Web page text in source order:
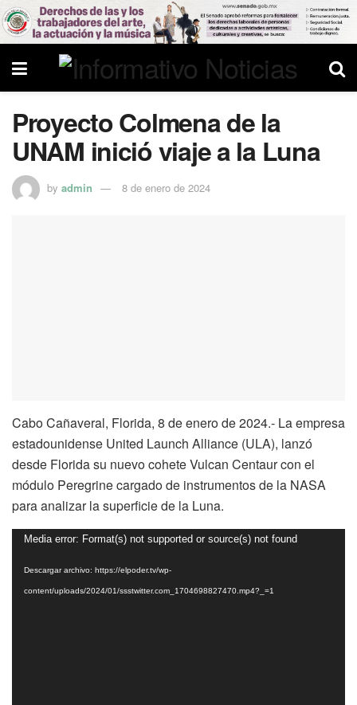
Proyecto Colmena de la
UNAM inició viaje a la Luna
by admin 8 de enero de 2024
Cabo Cañaveral, Florida, 8 de enero de 2024.- La empresa
estadounidense United Launch Alliance (ULA), lanzó
desde Florida su nuevo cohete Vulcan Centaur con el
módulo Peregrine cargado de instrumentos de la NASA
para analizar la superficie de la Luna.
Reproductor
Media error: Format(s) not supported or source(s) not found
Descargar archivo: https://elpoder.tv/wp-
content/uploads/2024/01/ssstwitter.com_1704698827470.mp4?_=1